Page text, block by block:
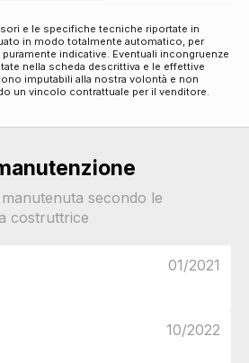
DI SERIE
DI SERIE
a tre zone
DI SERIE
DI SERIE
e le specifiche tecniche riportate in
in modo totalmente automatico, per
indicative. Eventuali incongruenze
nella scheda descrittiva e le effettive
imputabili alla nostra volontà e non
un vincolo contrattuale per il venditore.
secondo le
costruttrice
01/2021
10/2022